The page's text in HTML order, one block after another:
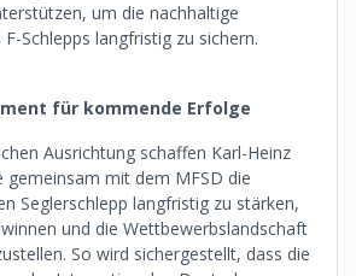
um die nachhaltige
Schlepps langfristig zu sichern.
für kommende Erfolge
Ausrichtung schaffen Karl-Heinz
gemeinsam mit dem MFSD die
Seglerschlepp langfristig zu stärken,
und die Wettbewerbslandschaft
So wird sichergestellt, dass die